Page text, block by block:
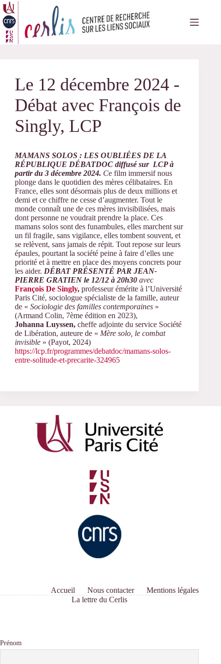
Passer
au
contenu
Le 12 décembre 2024 -
Débat avec François de
Singly, LCP
MAMANS SOLOS : LES OUBLIÉES DE LA
RÉPUBLIQUE DÉBATDOC diffusé sur LCP à
partir du 3 décembre 2024. Ce film immersif nous
plonge dans le quotidien des mères célibataires. En
France, elles sont désormais plus de deux millions et
demi et ce chiffre ne cesse d’augmenter. Tout le
monde connaît une de ces mères invisibilisées, mais
dont personne ne voudrait prendre la place. Ces
mamans solos sont des funambules, elles marchent sur
un fil fragile, sans vigilance, elles tombent souvent, et
se relèvent, sans jamais de répit. Tout repose sur leurs
épaules, pourtant la société peine à faire d’elles une
priorité et à mettre en place des moyens concrets pour
les aider. DÉBAT PRÉSENTÉ PAR JEAN-
PIERRE GRATIEN le 12/12 à 20h30 avec
François De Singly, professeur émérite à l’Université
Paris Cité, sociologue spécialiste de la famille, auteur
de « Sociologie des familles contemporaines »
(Armand Colin, 7ème édition en 2023),
Johanna Luyssen, cheffe adjointe du service Société
de Libération, auteure de « Mère solo, le combat
invisible » (Payot, 2024)
https://lcp.fr/programmes/debatdoc/mamans-solos-
entre-solitude-et-precarite-324965
Accueil Nous contacter
Mentions légales
La lettre du Cerlis
Prénom